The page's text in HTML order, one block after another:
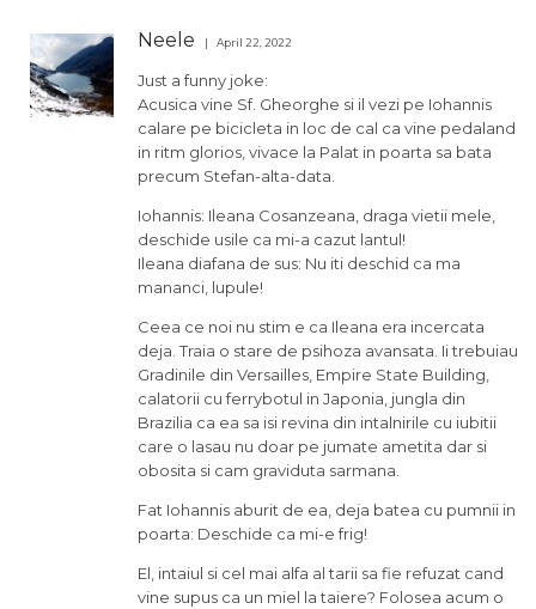
Neele April 22, 2022
Just a funny joke:
Acusica vine Sf. Gheorghe si il vezi pe Iohannis
calare pe bicicleta in loc de cal ca vine pedaland
in ritm glorios, vivace la Palat in poarta sa bata
precum Stefan-alta-data.
Iohannis: Ileana Cosanzeana, draga vietii mele,
deschide usile ca mi-a cazut lantul!
Ileana diafana de sus: Nu iti deschid ca ma
mananci, lupule!
Ceea ce noi nu stim e ca Ileana era incercata
deja. Traia o stare de psihoza avansata. Ii trebuiau
Gradinile din Versailles, Empire State Building,
calatorii cu ferrybotul in Japonia, jungla din
Brazilia ca ea sa isi revina din intalnirile cu iubitii
care o lasau nu doar pe jumate ametita dar si
obosita si cam graviduta sarmana.
Fat Iohannis aburit de ea, deja batea cu pumnii in
poarta: Deschide ca mi-e frig!
El, intaiul si cel mai alfa al tarii sa fie refuzat cand
vine supus ca un miel la taiere? Folosea acum o